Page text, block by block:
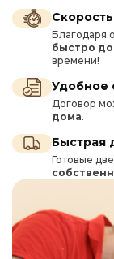
Благодаря
быстро
времени!
Удобное
Договор
дома.
Быстрая
Готовые